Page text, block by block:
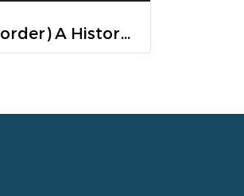
(Pre-order) A History of Cambodia ประวัติศาสตร์กัมพูชา (ฉบับปรับปรุงใหม่) / David Chandler / มติชน